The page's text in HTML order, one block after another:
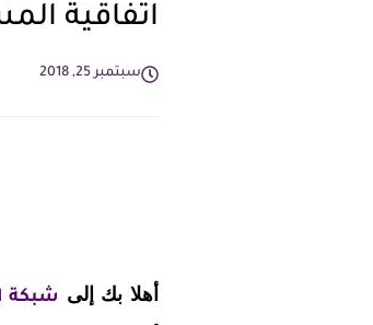
اتفاقية
سبتمبر 25, 2018
أهلا بك إلى شبكة